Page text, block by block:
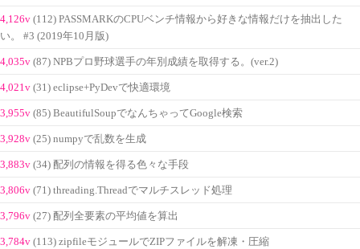
4,126v (112) PASSMARKのCPUベンチ情報から好きな情報だけを抽出した
い。 #3 (2019年10月版)
4,035v (87) NPBプロ野球選手の年別成績を取得する。(ver.2)
4,021v (31) eclipse+PyDevで快適環境
3,955v (85) BeautifulSoupでなんちゃってGoogle検索
3,928v (25) numpyで乱数を生成
3,883v (34) 配列の情報を得る色々な手段
3,806v (71) threading.Threadでマルチスレッド処理
3,796v (27) 配列全要素の平均値を算出
3,784v (113) zipfileモジュールでZIPファイルを解凍・圧縮